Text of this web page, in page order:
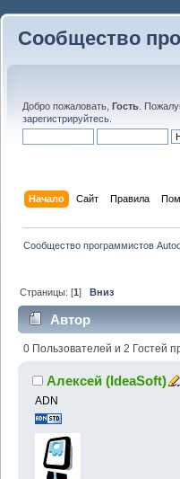
Сообщество
Добро пожаловать, Гость .
зарегистрируйтесь
Начало Сайт Правила
Сообщество программистов
Страницы: [1]Вниз
Автор
0 Пользователей и 2 Гостей
Алексей (IdeaSoft)
ADN